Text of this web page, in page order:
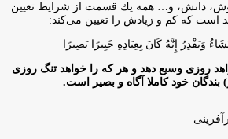
دانش، و… همه يك قسمت از شرايط تعيين
كه كم و زيادش را تعيين مى‌كند:
وَيَقْدِرُ إِنَّهُ كَانَ بِعِبَادِهِ خَبِيرًا بَصِيرًا
روزی وسیع دهد و هر که را خواهد تنگ روزی
بندگان خود کاملا آگاه و بصیر است.